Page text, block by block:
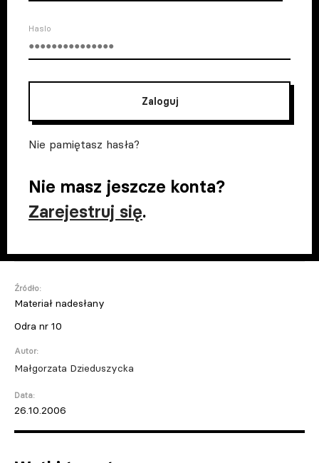
Haslo
Zaloguj
Nie pamiętasz hasła?
Nie masz jeszcze konta?
Zarejestruj się.
Źródło:
Materiał nadesłany
Odra nr 10
Autor:
Małgorzata Dzieduszycka
Data:
26.10.2006